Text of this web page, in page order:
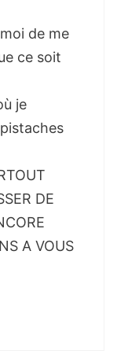
de me
ce soit
je
DE
A VOUS